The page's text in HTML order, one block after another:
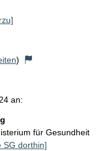
)
an:
für Gesundheit
SG dorthin]